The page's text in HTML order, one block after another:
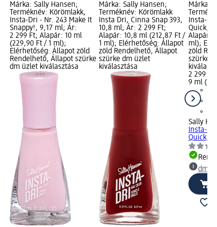
Márka: Sally Hansen;
Terméknév: Körömlakk,
Insta-Dri - Nr. 243 Make It
Snappy!, 9,17 ml; Ár:
2 299 Ft; Alapár: 10 ml
(229,90 Ft / 1 ml);
Elérhetőség: Állapot zöld
Rendelhető, Állapot szürke
dm üzlet kiválasztása
Márka: Sally Hansen;
Terméknév: Körömlakk
Insta Dri, Cinna Snap 393,
10,8 ml; Ár: 2 299 Ft;
Alapár: 10,8 ml (212,87 Ft /
1 ml); Elérhetőség: Állapot
zöld Rendelhető, Állapot
szürke dm üzlet
kiválasztása
Márka:
Insta-
Quick, 9
Alapár:
ml);
zöld
szürke
2 299 Ft
9 ml
Sally
Insta-
Quick, 9
dm